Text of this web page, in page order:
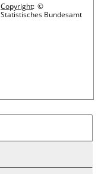
Copyright: ©
Statistisches Bundesamt